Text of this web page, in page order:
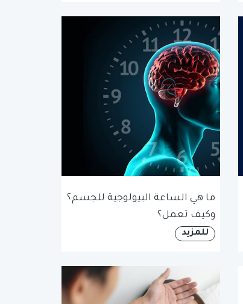
ما هي الساعة البيولوجية للجسم؟
وكيف تعمل؟
للمزيد